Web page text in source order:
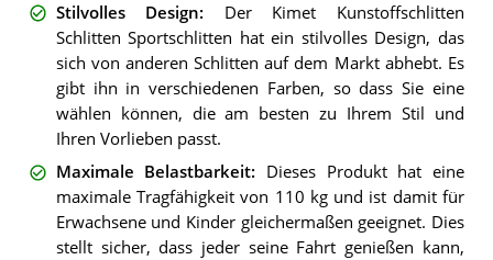
Stilvolles Design: Der Kimet Kunstoffschlitten
Schlitten Sportschlitten hat ein stilvolles Design, das
sich von anderen Schlitten auf dem Markt abhebt. Es
gibt ihn in verschiedenen Farben, so dass Sie eine
wählen können, die am besten zu Ihrem Stil und
Ihren Vorlieben passt.
Maximale Belastbarkeit: Dieses Produkt hat eine
maximale Tragfähigkeit von 110 kg und ist damit für
Erwachsene und Kinder gleichermaßen geeignet. Dies
stellt sicher, dass jeder seine Fahrt genießen kann,